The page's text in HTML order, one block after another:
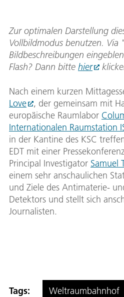
Zur optimalen Darstellung
Vollbildmodus benutzen.
Bildbeschreibungen
Flash? Dann bitte hier
Nach einem kurzen
Love
, der gemeinsam mit
europäische Raumlabor
Internationalen Raumstation
in der Kantine des KSC
EDT mit einer
Principal Investigator Samuel
einem sehr anschaulichen
und Ziele des Antimaterie-
Detektors und stellt sich
Journalisten.
Tags: Weltraumbahnhof